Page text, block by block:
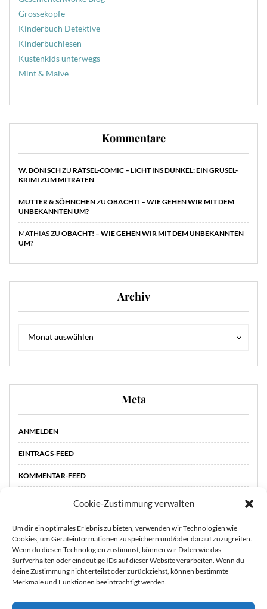
Cookie-Zustimmung verwalten
Um dir ein optimales Erlebnis zu bieten, verwenden wir Technologien wie
Cookies, um Geräteinformationen zu speichern und/oder darauf zuzugreifen.
Wenn du diesen Technologien zustimmst, können wir Daten wie das
Surfverhalten oder eindeutige IDs auf dieser Website verarbeiten. Wenn du
deine Zustimmung nicht erteilst oder zurückziehst, können bestimmte
Merkmale und Funktionen beeinträchtigt werden.
Grosseköpfe
Kinderbuch Detektive
Kinderbuchlesen
Küstenkids unterwegs
Mint & Malve
Kommentare
W. BÖNISCHZU RÄTSEL-COMIC – LICHT INS DUNKEL: EIN GRUSEL-
KRIMI ZUM MITRATEN
MUTTER & SÖHNCHENZU OBACHT! – WIE GEHEN WIR MIT DEM
UNBEKANNTEN UM?
MATHIASZU OBACHT! – WIE GEHEN WIR MIT DEM UNBEKANNTEN
UM?
Archiv
Monat auswählen
Meta
ANMELDEN
EINTRAGS-FEED
KOMMENTAR-FEED